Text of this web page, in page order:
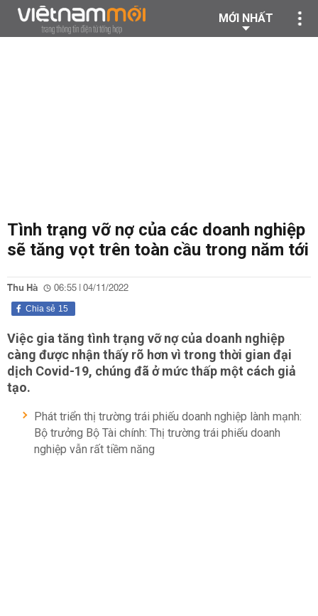
MỚI NHẤT
Tình trạng vỡ nợ của các doanh nghiệp
sẽ tăng vọt trên toàn cầu trong năm tới
Thu Hà 06:55 | 04/11/2022
15
Chia sẻ
Việc gia tăng tình trạng vỡ nợ của doanh nghiệp
càng được nhận thấy rõ hơn vì trong thời gian đại
dịch Covid-19, chúng đã ở mức thấp một cách giả
tạo.
Phát triển thị trường trái phiếu doanh nghiệp lành mạnh:
Bộ trưởng Bộ Tài chính: Thị trường trái phiếu doanh
nghiệp vẫn rất tiềm năng